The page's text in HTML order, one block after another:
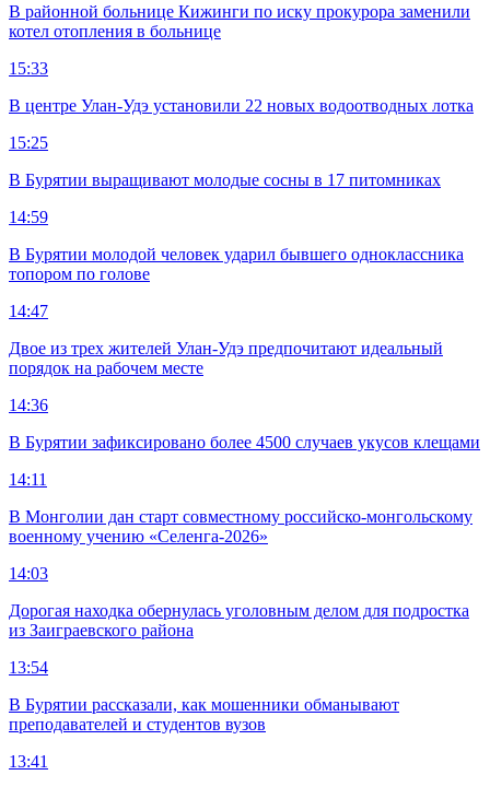
В районной больнице Кижинги по иску прокурора заменили
котел отопления в больнице
15:33
В центре Улан-Удэ установили 22 новых водоотводных лотка
15:25
В Бурятии выращивают молодые сосны в 17 питомниках
14:59
В Бурятии молодой человек ударил бывшего одноклассника
топором по голове
14:47
Двое из трех жителей Улан-Удэ предпочитают идеальный
порядок на рабочем месте
14:36
В Бурятии зафиксировано более 4500 случаев укусов клещами
14:11
В Монголии дан старт совместному российско-монгольскому
военному учению «Селенга-2026»
14:03
Дорогая находка обернулась уголовным делом для подростка
из Заиграевского района
13:54
В Бурятии рассказали, как мошенники обманывают
преподавателей и студентов вузов
13:41